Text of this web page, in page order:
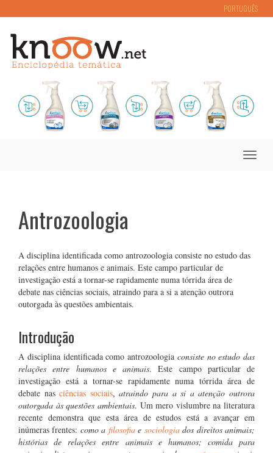
PORTUGUÊS
Toggle
Antrozoologia
A disciplina identificada como antrozoologia consiste no estudo das
relações entre humanos e animais. Este campo particular de
investigação está a tornar-se rapidamente numa tórrida área de
debate nas ciências sociais, atraindo para a si a atenção outrora
outorgada às questões ambientais.
Introdução
A disciplina identificada como antrozoologia consiste no estudo das
relações entre humanos e animais. Este campo particular de
investigação está a tornar-se rapidamente numa tórrida área de
debate nasciências sociais,atraindo para a si a atenção outrora
outorgada às questões ambientais. Um mero vislumbre na literatura
recente demonstra que esta área de estudos está a avançar em
inúmeras frentes: como a filosofiae sociologiados direitos animais;
histórias de relações entre animais e humanos; comida para